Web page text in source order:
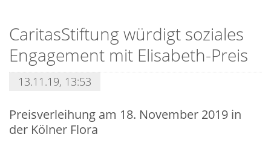
CaritasStiftung würdigt soziales
Engagement mit Elisabeth-Preis
13.11.19, 13:53
Preisverleihung am 18. November 2019 in
der Kölner Flora